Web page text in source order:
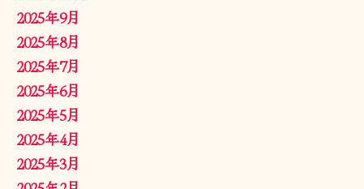
2025年9月
2025年8月
2025年7月
2025年6月
2025年5月
2025年4月
2025年3月